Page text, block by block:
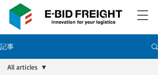
記事
All articles